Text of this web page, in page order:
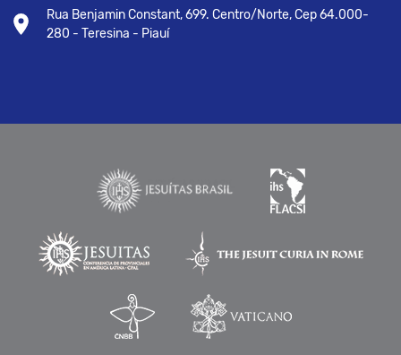
Rua Benjamin Constant, 699. Centro/Norte, Cep 64.000-
280 - Teresina - Piauí